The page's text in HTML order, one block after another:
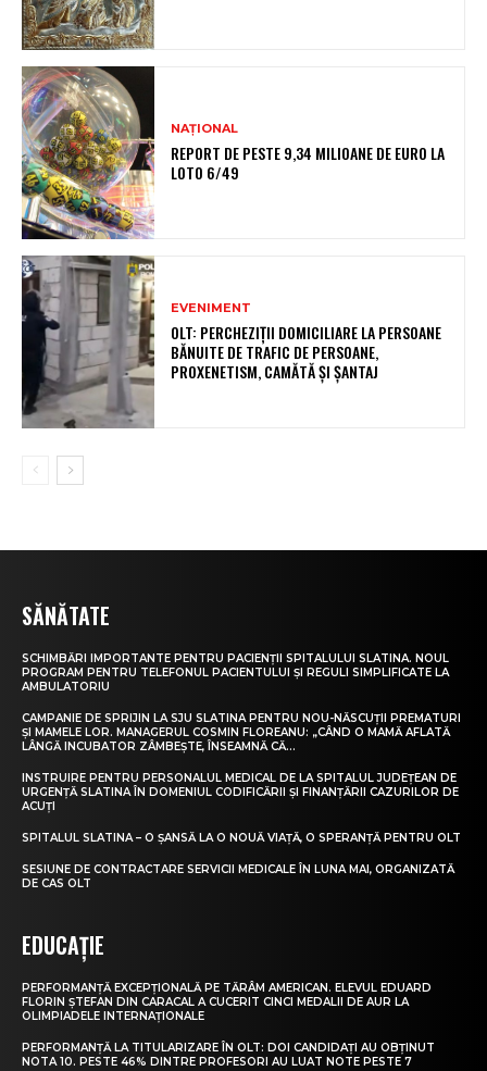
NAȚIONAL
REPORT DE PESTE 9,34 MILIOANE DE EURO LA
LOTO 6/49
EVENIMENT
OLT: PERCHEZIŢII DOMICILIARE LA PERSOANE
BĂNUITE DE TRAFIC DE PERSOANE,
PROXENETISM, CAMĂTĂ ŞI ŞANTAJ
SĂNĂTATE
SCHIMBĂRI IMPORTANTE PENTRU PACIENȚII SPITALULUI SLATINA. NOUL
PROGRAM PENTRU TELEFONUL PACIENTULUI ȘI REGULI SIMPLIFICATE LA
AMBULATORIU
CAMPANIE DE SPRIJIN LA SJU SLATINA PENTRU NOU-NĂSCUȚII PREMATURI
ȘI MAMELE LOR. MANAGERUL COSMIN FLOREANU: „CÂND O MAMĂ AFLATĂ
LÂNGĂ INCUBATOR ZÂMBEȘTE, ÎNSEAMNĂ CĂ...
INSTRUIRE PENTRU PERSONALUL MEDICAL DE LA SPITALUL JUDEȚEAN DE
URGENȚĂ SLATINA ÎN DOMENIUL CODIFICĂRII ȘI FINANȚĂRII CAZURILOR DE
ACUȚI
SPITALUL SLATINA – O ȘANSĂ LA O NOUĂ VIAȚĂ, O SPERANȚĂ PENTRU OLT
SESIUNE DE CONTRACTARE SERVICII MEDICALE ÎN LUNA MAI, ORGANIZATĂ
DE CAS OLT
EDUCAȚIE
PERFORMANȚĂ EXCEPȚIONALĂ PE TĂRÂM AMERICAN. ELEVUL EDUARD
FLORIN ȘTEFAN DIN CARACAL A CUCERIT CINCI MEDALII DE AUR LA
OLIMPIADELE INTERNAȚIONALE
PERFORMANȚĂ LA TITULARIZARE ÎN OLT: DOI CANDIDAȚI AU OBȚINUT
NOTA 10. PESTE 46% DINTRE PROFESORI AU LUAT NOTE PESTE 7